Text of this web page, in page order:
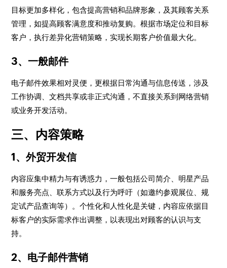
目标更加多样化，包含提高营销和品牌形象，及其顾客关系
管理，如提高顾客满意度和推动复购。根据市场定位和目标
客户，执行差异化营销策略，实现长期客户价值最大化。
3、一般邮件
电子邮件效果相对灵便，更根据日常沟通与信息传送，涉及
工作协调、文档共享或非正式沟通，不直接关系到网络营销
或业务开发活动。
三、内容策略
1、外贸开发信
内容应集中精力与有诱惑力，一般包括公司简介、明星产品
和服务亮点、联系方式以及行为呼吁（如邀约参观展位、规
定试产品查询等）。个性化和人性化是关键，内容应依据目
标客户的实际需求作出调整，以表现出对顾客的认识与支
持。
2、电子邮件营销